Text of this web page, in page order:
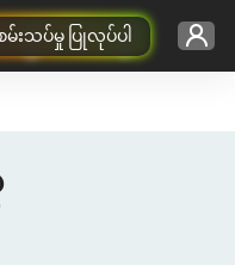
မ်းသပ်မှု ပြုလုပ်ပါ